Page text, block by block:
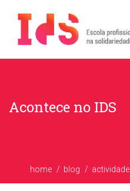
Acontece no IDS
home blog actividade